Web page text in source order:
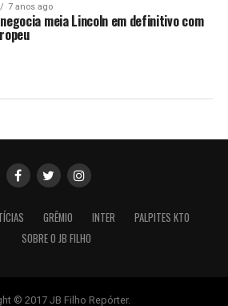
7 anos ago
meia Lincoln em definitivo com
GRÊMIO INTER
PALPITES KTO
SOBRE O JB FILHO
© 2017 JB Filho Repórter.